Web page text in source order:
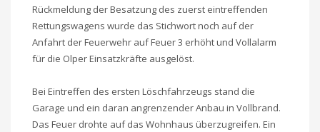
Rückmeldung der Besatzung des zuerst eintreffenden
Rettungswagens wurde das Stichwort noch auf der
Anfahrt der Feuerwehr auf Feuer 3 erhöht und Vollalarm
für die Olper Einsatzkräfte ausgelöst.
Bei Eintreffen des ersten Löschfahrzeugs stand die
Garage und ein daran angrenzender Anbau in Vollbrand.
Das Feuer drohte auf das Wohnhaus überzugreifen. Ein